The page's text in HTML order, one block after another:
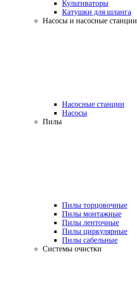
Культиваторы
Катушки для шланга
Насосы и насосные станции
Насосные станции
Насосы
Пилы
Пилы торцовочные
Пилы монтажные
Пилы ленточные
Пилы циркулярные
Пилы сабельные
Системы очистки